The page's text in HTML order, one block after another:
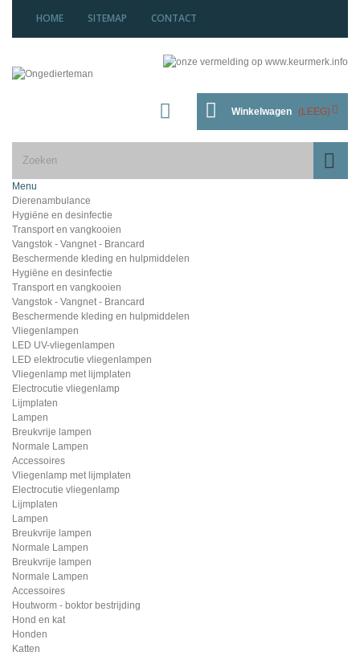
HOME SITEMAP CONTACT
Winkelwagen (LEEG)
Menu
Dierenambulance
Hygiëne en desinfectie
Transport en vangkooien
Vangstok - Vangnet - Brancard
Beschermende kleding en hulpmiddelen
Hygiëne en desinfectie
Transport en vangkooien
Vangstok - Vangnet - Brancard
Beschermende kleding en hulpmiddelen
Vliegenlampen
LED UV-vliegenlampen
LED elektrocutie vliegenlampen
Vliegenlamp met lijmplaten
Electrocutie vliegenlamp
Lijmplaten
Lampen
Breukvrije lampen
Normale Lampen
Accessoires
Vliegenlamp met lijmplaten
Electrocutie vliegenlamp
Lijmplaten
Lampen
Breukvrije lampen
Normale Lampen
Breukvrije lampen
Normale Lampen
Accessoires
Houtworm - boktor bestrijding
Hond en kat
Honden
Katten